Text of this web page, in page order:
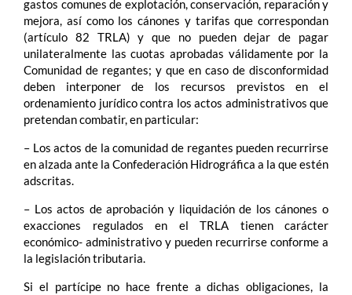
gastos comunes de explotación, conservación, reparación y
mejora, así como los cánones y tarifas que correspondan
(artículo 82 TRLA) y que no pueden dejar de pagar
unilateralmente las cuotas aprobadas válidamente por la
Comunidad de regantes; y que en caso de disconformidad
deben interponer de los recursos previstos en el
ordenamiento jurídico contra los actos administrativos que
pretendan combatir, en particular:
– Los actos de la comunidad de regantes pueden recurrirse
en alzada ante la Confederación Hidrográfica a la que estén
adscritas.
– Los actos de aprobación y liquidación de los cánones o
exacciones regulados en el TRLA tienen carácter
económico- administrativo y pueden recurrirse conforme a
la legislación tributaria.
Si el partícipe no hace frente a dichas obligaciones, la